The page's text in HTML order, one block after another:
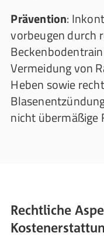
Prävention:
vorbeugen durch
Vermeidung von
Heben sowie
nicht übermäßige
Rechtliche